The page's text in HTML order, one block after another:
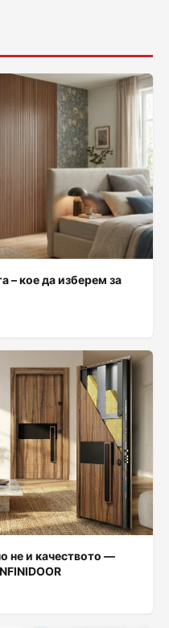
– кое да изберем за
не и качеството —